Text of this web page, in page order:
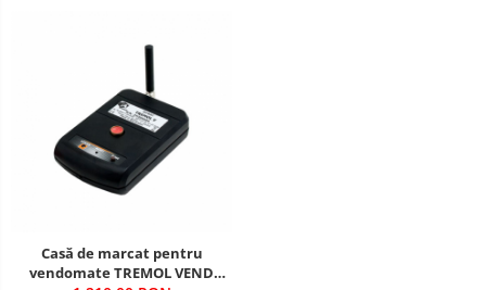
Casă de marcat pentru
vendomate TREMOL VEND